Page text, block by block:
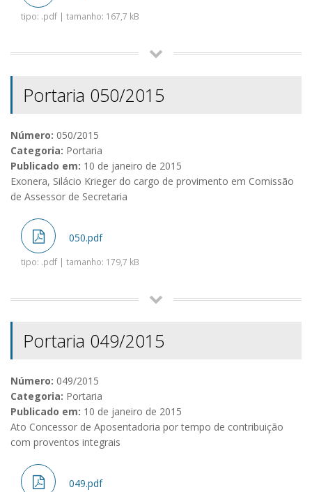
tipo: .pdf | tamanho: 167,7 kB
Portaria 050/2015
Número: 050/2015
Categoria: Portaria
Publicado em: 10 de janeiro de 2015
Exonera, Silácio Krieger do cargo de provimento em Comissão
de Assessor de Secretaria
050.pdf
tipo: .pdf | tamanho: 179,7 kB
Portaria 049/2015
Número: 049/2015
Categoria: Portaria
Publicado em: 10 de janeiro de 2015
Ato Concessor de Aposentadoria por tempo de contribuição
com proventos integrais
049.pdf